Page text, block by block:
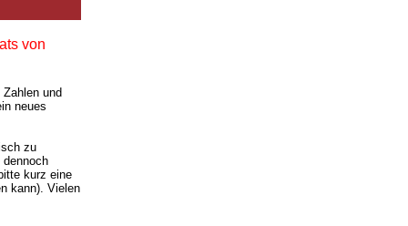
von
Zahlen und
neues
zu
kurz eine
kann). Vielen